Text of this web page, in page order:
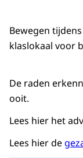
Bewegen
klaslokaal voor
De raden
ooit.
Lees hier het
Lees hier de